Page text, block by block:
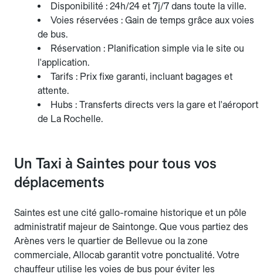
Disponibilité : 24h/24 et 7j/7 dans toute la ville.
Voies réservées : Gain de temps grâce aux voies
de bus.
Réservation : Planification simple via le site ou
l'application.
Tarifs : Prix fixe garanti, incluant bagages et
attente.
Hubs : Transferts directs vers la gare et l'aéroport
de La Rochelle.
Un Taxi à Saintes pour tous vos
déplacements
Saintes est une cité gallo-romaine historique et un pôle
administratif majeur de Saintonge. Que vous partiez des
Arènes vers le quartier de Bellevue ou la zone
commerciale, Allocab garantit votre ponctualité. Votre
chauffeur utilise les voies de bus pour éviter les